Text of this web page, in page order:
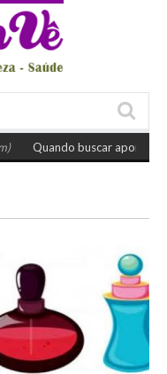
Quando buscar apoio